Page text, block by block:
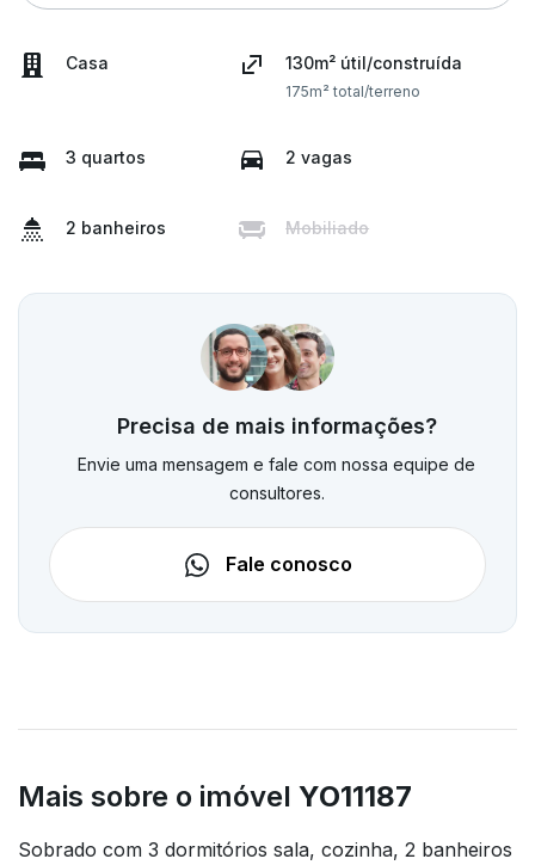
Casa 130m² útil/construída
175m² total/terreno
3 quartos 2 vagas
2 banheiros Mobiliado
Precisa de mais informações?
Envie uma mensagem e fale com nossa equipe de
consultores.
Fale conosco
Mais sobre o imóvel YO11187
Sobrado com 3 dormitórios sala, cozinha, 2 banheiros